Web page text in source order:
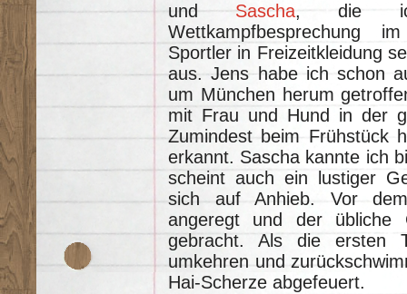
und Sascha, die
Wettkampfbesprechung
Sportler in Freizeitkleidung
aus. Jens habe ich schon
um München herum
mit Frau und Hund in der
Zumindest beim Frühstück
erkannt. Sascha kannte ich
scheint auch ein lustiger
sich auf Anhieb. Vor
angeregt und der übliche
gebracht. Als die ersten
umkehren und
Hai-Scherze abgefeuert.